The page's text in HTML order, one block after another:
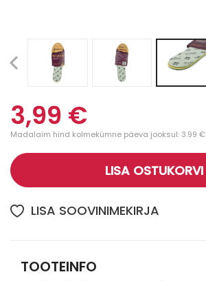
3,99 €
Madalaim hind kolmekümne päeva jooksul: 3.99 €
LISA OSTUKORVI
LISA SOOVINIMEKIRJA
TOOTEINFO